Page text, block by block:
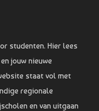
studenten. Hier lees
jouw nieuwe
staat vol met
regionale
en van uitgaan